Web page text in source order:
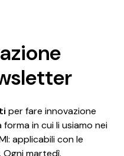
per fare innovazione
in cui li usiamo nei
applicabili con le
Ogni martedì.